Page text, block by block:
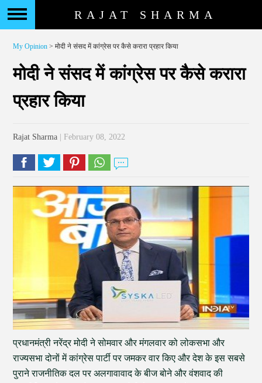
RAJAT SHARMA
My Opinion > मोदी ने संसद में कांग्रेस पर कैसे करारा प्रहार किया
मोदी ने संसद में कांग्रेस पर कैसे करारा
प्रहार किया
Rajat Sharma | February 08, 2022
प्रधानमंत्री नरेंद्र मोदी ने सोमवार और मंगलवार को लोकसभा और
राज्यसभा दोनों में कांग्रेस पार्टी पर जमकर वार किए और देश के इस सबसे
पुराने राजनीतिक दल पर अलगावावाद के बीज बोने और वंशवाद की